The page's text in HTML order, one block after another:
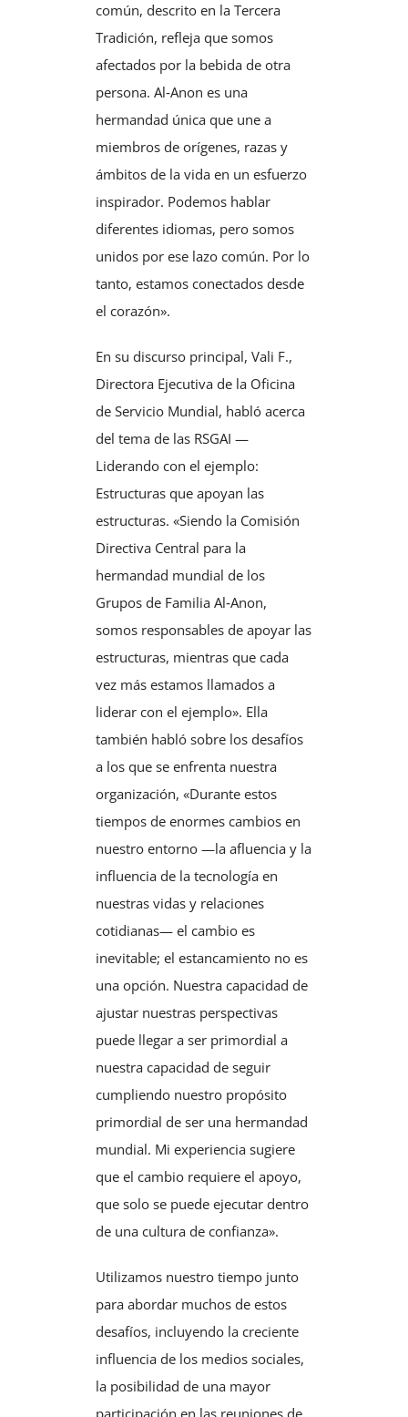
común, descrito en la Tercera
Tradición, refleja que somos
afectados por la bebida de otra
persona. Al‑Anon es una
hermandad única que une a
miembros de orígenes, razas y
ámbitos de la vida en un esfuerzo
inspirador. Podemos hablar
diferentes idiomas, pero somos
unidos por ese lazo común. Por lo
tanto, estamos conectados desde
el corazón».
En su discurso principal, Vali F.,
Directora Ejecutiva de la Oficina
de Servicio Mundial, habló acerca
del tema de las RSGAI —
Liderando con el ejemplo:
Estructuras que apoyan las
estructuras. «Siendo la Comisión
Directiva Central para la
hermandad mundial de los
Grupos de Familia Al‑Anon,
somos responsables de apoyar las
estructuras, mientras que cada
vez más estamos llamados a
liderar con el ejemplo». Ella
también habló sobre los desafíos
a los que se enfrenta nuestra
organización, «Durante estos
tiempos de enormes cambios en
nuestro entorno —la afluencia y la
influencia de la tecnología en
nuestras vidas y relaciones
cotidianas— el cambio es
inevitable; el estancamiento no es
una opción. Nuestra capacidad de
ajustar nuestras perspectivas
puede llegar a ser primordial a
nuestra capacidad de seguir
cumpliendo nuestro propósito
primordial de ser una hermandad
mundial. Mi experiencia sugiere
que el cambio requiere el apoyo,
que solo se puede ejecutar dentro
de una cultura de confianza».
Utilizamos nuestro tiempo junto
para abordar muchos de estos
desafíos, incluyendo la creciente
influencia de los medios sociales,
la posibilidad de una mayor
participación en las reuniones de